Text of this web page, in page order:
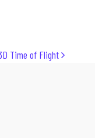
Time of Flight